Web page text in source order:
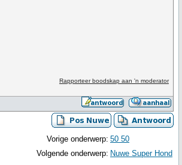
Rapporteer boodskap aan 'n moderator
Vorige onderwerp: 50 50
Volgende onderwerp: Nuwe Super Hond